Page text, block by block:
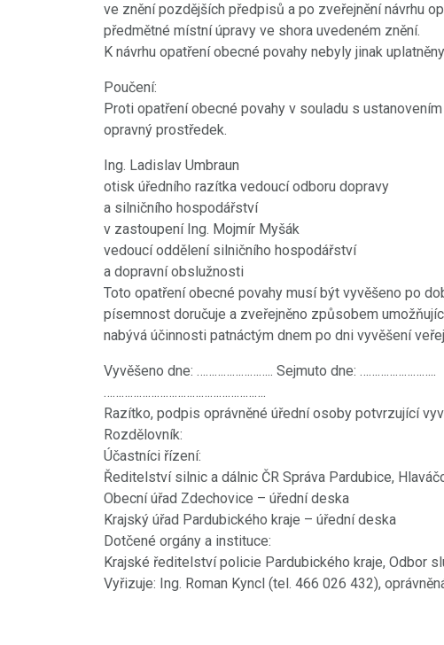
ve znění pozdějších předpisů a po zveřejnění návrhu
předmětné místní úpravy ve shora uvedeném znění.
K návrhu opatření obecné povahy nebyly jinak
Poučení:
Proti opatření obecné povahy v souladu s
opravný prostředek.
Ing. Ladislav Umbraun
otisk úředního razítka vedoucí odboru dopravy
a silničního hospodářství
v zastoupení Ing. Mojmír Myšák
vedoucí oddělení silničního hospodářství
a dopravní obslužnosti
Toto opatření obecné povahy musí být vyvěšeno po
písemnost doručuje a zveřejněno způsobem
nabývá účinnosti patnáctým dnem po dni vyvěšení
Vyvěšeno dne: …………………….. Sejmuto dne: ……………………..
……………………………………………….
Razítko, podpis oprávněné úřední osoby potvrzující
Rozdělovník:
Účastníci řízení:
Ředitelství silnic a dálnic ČR Správa Pardubice,
Obecní úřad Zdechovice – úřední deska
Krajský úřad Pardubického kraje – úřední deska
Dotčené orgány a instituce:
Krajské ředitelství policie Pardubického kraje, Odbor
Vyřizuje: Ing. Roman Kyncl (tel. 466 026 432),